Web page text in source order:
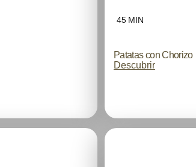
45 MIN
Patatas con Chorizo
Descubrir